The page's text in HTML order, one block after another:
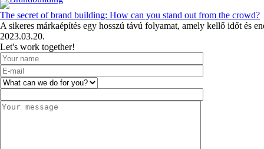
The secret of brand building: How can you stand out from the crowd?
A sikeres márkaépítés egy hosszú távú folyamat, amely kellő időt és
2023.03.20.
Let's work together!